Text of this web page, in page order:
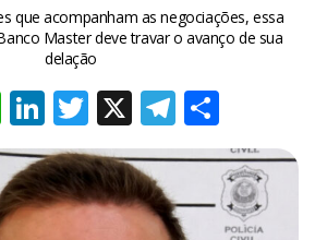
que acompanham as negociações, essa
Master deve travar o avanço de sua
delação
WhatsApp
LinkedIn
Twitter
X